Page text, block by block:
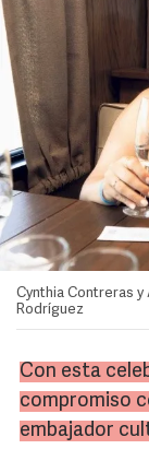
Cynthia Contreras y
Rodríguez
Con esta
compromiso
embajador